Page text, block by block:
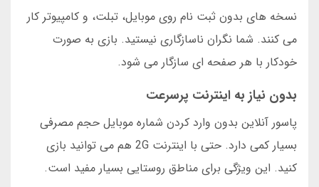
نسخه های بدون ثبت نام روی موبایل، تبلت، و کامپیوتر کار
می کنند. شما نگران ناسازگاری نیستید. بازی به صورت
خودکار با هر صفحه ای سازگار می شود.
بدون نیاز به اینترنت پرسرعت
پاسور آنلاین بدون وارد کردن شماره موبایل حجم مصرفی
بسیار کمی دارد. حتی با اینترنت 2G هم می توانید بازی
کنید. این ویژگی برای مناطق روستایی بسیار مفید است.